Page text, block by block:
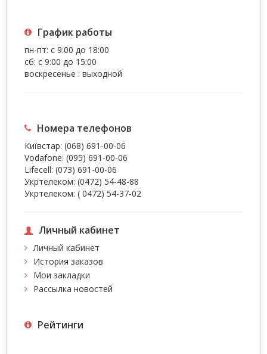
График работы
пн-пт: с 9:00 до 18:00
сб: с 9:00 до 15:00
воскресенье : выходной
Номера телефонов
Київстар: (068) 691-00-06
Vodafone: (095) 691-00-06
Lifecell: (073) 691-00-06
Укртелеком: (0472) 54-48-88
Укртелеком: ( 0472) 54-37-02
Личный кабинет
Личный кабинет
История заказов
Мои закладки
Рассылка новостей
Рейтинги